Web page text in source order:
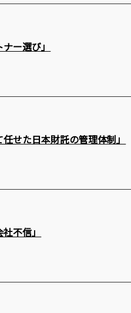
ー選び」
せた日本財託の管理体制」
不信」